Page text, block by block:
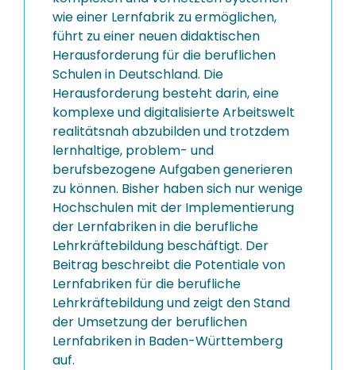
wie einer Lernfabrik zu ermöglichen,
führt zu einer neuen didaktischen
Herausforderung für die beruflichen
Schulen in Deutschland. Die
Herausforderung besteht darin, eine
komplexe und digitalisierte Arbeitswelt
realitätsnah abzubilden und trotzdem
lernhaltige, problem- und
berufsbezogene Aufgaben generieren
zu können. Bisher haben sich nur wenige
Hochschulen mit der Implementierung
der Lernfabriken in die berufliche
Lehrkräftebildung beschäftigt. Der
Beitrag beschreibt die Potentiale von
Lernfabriken für die berufliche
Lehrkräftebildung und zeigt den Stand
der Umsetzung der beruflichen
Lernfabriken in Baden-Württemberg
auf.